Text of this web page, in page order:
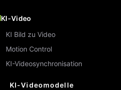
KI-Video
KI Bild zu Video
Motion Control
KI-Videosynchronisation
KI-Videomodelle